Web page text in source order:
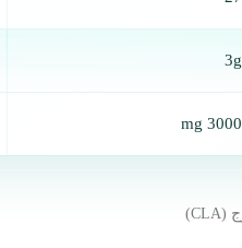
3g
3000 mg